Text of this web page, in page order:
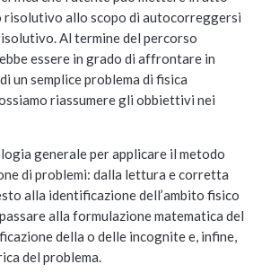
risolutivo allo scopo di autocorreggersi
Al termine del percorso
essere in grado di affrontare in
un semplice problema di fisica
riassumere gli obbiettivi nei
generale per applicare il metodo
di problemi: dalla lettura e corretta
alla identificazione dell’ambito fisico
alla formulazione matematica del
della o delle incognite e, infine,
del problema.